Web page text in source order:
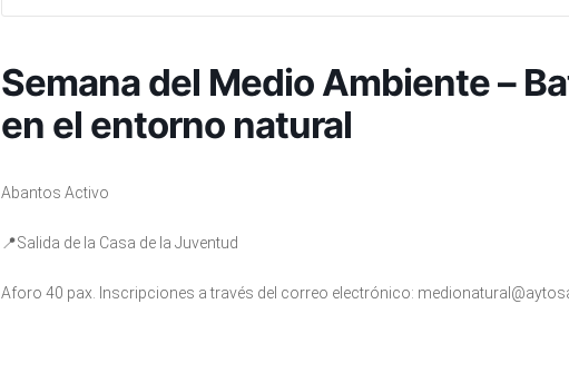
Semana del Medio Ambiente –
en el entorno natural
Abantos Activo
📍Salida de la Casa de la Juventud
Aforo 40 pax. Inscripciones a través del correo electrónico: